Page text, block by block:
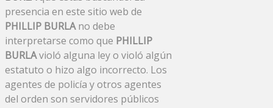
presencia en este sitio web de
PHILLIP BURLAno debe
interpretarse como que PHILLIP
BURLAvioló alguna ley o violó algún
estatuto o hizo algo incorrecto. Los
agentes de policía y otros agentes
del orden son servidores públicos